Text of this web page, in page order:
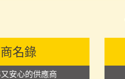
名錄
安心的供應商